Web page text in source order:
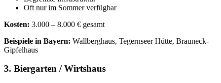
Oft nur im Sommer verfügbar
Kosten: 3.000 – 8.000 € gesamt
Beispiele in Bayern: Wallberghaus, Tegernseer Hütte, Brauneck-
Gipfelhaus
3. Biergarten / Wirtshaus